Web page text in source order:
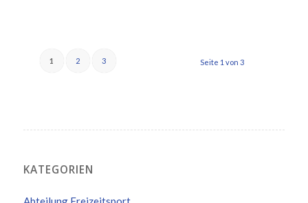
Seite 1 von 3
1 2 3
KATEGORIEN